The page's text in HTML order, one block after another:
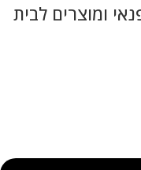
ומוצרים לבית